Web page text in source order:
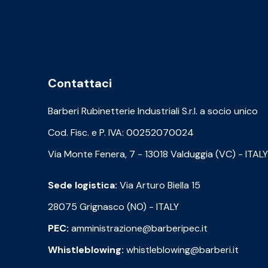
Contattaci
Barberi Rubinetterie Industriali S.r.l. a socio unico
Cod. Fisc. e P. IVA: 00252070024
Via Monte Fenera, 7 - 13018 Valduggia (VC) - ITALY
Sede logistica: Via Arturo Biella 15
28075 Grignasco (NO) - ITALY
PEC: amministrazione@barberipec.it
Whistleblowing: whistleblowing@barberi.it